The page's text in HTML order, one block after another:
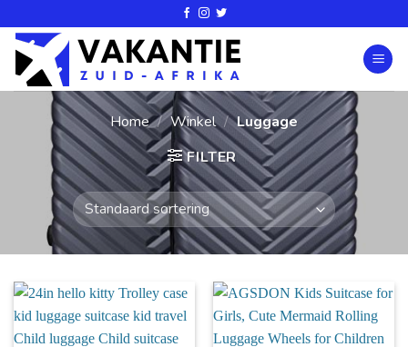
Home / Winkel / Luggage
FILTER